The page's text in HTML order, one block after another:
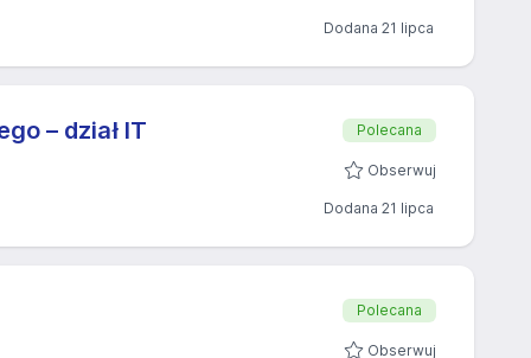
Dodana 21 lipca
– dział IT Polecana
Obserwuj
Dodana 21 lipca
Polecana
Obserwuj